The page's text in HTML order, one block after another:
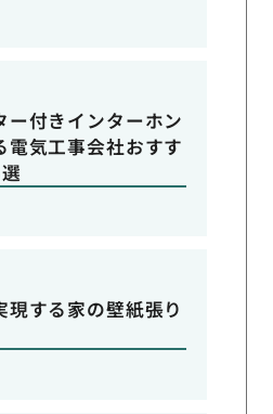
ー付きインターホン
電気工事会社おすす
現する家の壁紙張り